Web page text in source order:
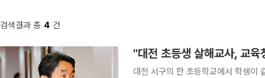
검색결과 총 4 건
대전 서구의 한 초등학교에서 학생이